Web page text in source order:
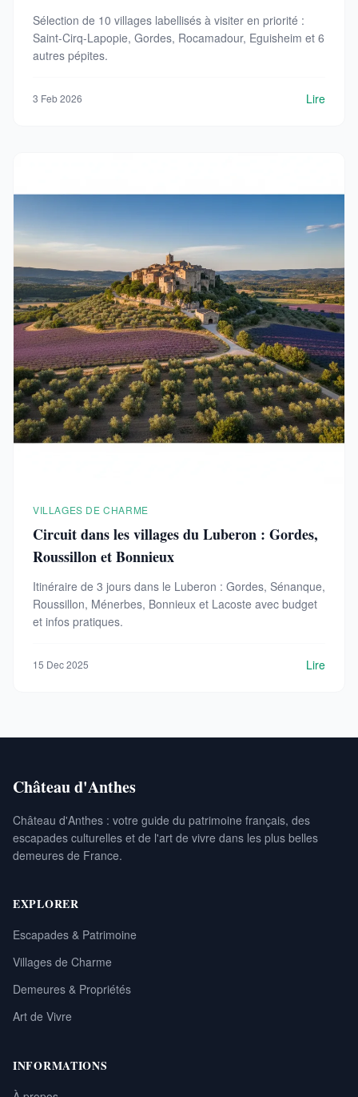
Sélection de 10 villages labellisés à visiter en priorité :
Saint-Cirq-Lapopie, Gordes, Rocamadour, Eguisheim et 6
autres pépites.
3 Feb 2026 Lire
VILLAGES DE CHARME
Circuit dans les villages du Luberon : Gordes,
Roussillon et Bonnieux
Itinéraire de 3 jours dans le Luberon : Gordes, Sénanque,
Roussillon, Ménerbes, Bonnieux et Lacoste avec budget
et infos pratiques.
15 Dec 2025 Lire
Château d'Anthes
Château d'Anthes : votre guide du patrimoine français, des
escapades culturelles et de l'art de vivre dans les plus belles
demeures de France.
EXPLORER
Escapades & Patrimoine
Villages de Charme
Demeures & Propriétés
Art de Vivre
INFORMATIONS